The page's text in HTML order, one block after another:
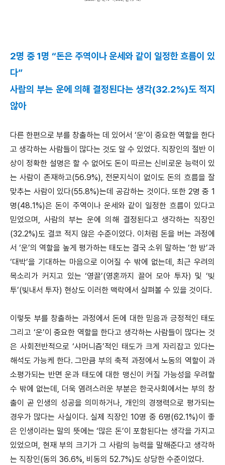
2명 중 1명 “돈은 주역이나 운세와 같이 일정한 흐름이 있
다”
사람의 부는 운에 의해 결정된다는 생각(32.2%)도 적지
않아
다른 한편으로 부를 창출하는 데 있어서 ‘운’이 중요한 역할을 한다
고 생각하는 사람들이 많다는 것도 알 수 있었다. 직장인의 절반 이
상이 정확한 설명은 할 수 없어도 돈이 따르는 신비로운 능력이 있
는 사람이 존재하고(56.9%), 전문지식이 없이도 돈의 흐름을 잘
맞추는 사람이 있다(55.8%)는데 공감하는 것이다. 또한 2명 중 1
명(48.1%)은 돈이 주역이나 운세와 같이 일정한 흐름이 있다고
믿었으며, 사람의 부는 운에 의해 결정된다고 생각하는 직장인
(32.2%)도 결코 적지 않은 수준이었다. 이처럼 돈을 버는 과정에
서 ‘운’의 역할을 높게 평가하는 태도는 결국 소위 말하는 ‘한 방’과
‘대박’을 기대하는 마음으로 이어질 수 밖에 없는데, 최근 우려의
목소리가 커지고 있는 ‘영끌’(영혼까지 끌어 모아 투자) 및 ‘빚
투’(빚내서 투자) 현상도 이러한 맥락에서 살펴볼 수 있을 것이다.
이렇듯 부를 창출하는 과정에서 돈에 대한 믿음과 긍정적인 태도
그리고 ‘운’이 중요한 역할을 한다고 생각하는 사람들이 많다는 것
은 사회전반적으로 ‘샤머니즘’적인 태도가 크게 자리잡고 있다는
해석도 가능케 한다. 그만큼 부의 축적 과정에서 노동의 역할이 과
소평가되는 반면 운과 태도에 대한 맹신이 커질 가능성을 우려할
수 밖에 없는데, 더욱 염려스러운 부분은 한국사회에서는 부의 창
출이 곧 인생의 성공을 의미하거나, 개인의 경쟁력으로 평가되는
경우가 많다는 사실이다. 실제 직장인 10명 중 6명(62.1%)이 좋
은 인생이라는 말의 뜻에는 ‘많은 돈’이 포함된다는 생각을 가지고
있었으며, 현재 부의 크기가 그 사람의 능력을 말해준다고 생각하
는 직장인(동의 36.6%, 비동의 52.7%)도 상당한 수준이었다.